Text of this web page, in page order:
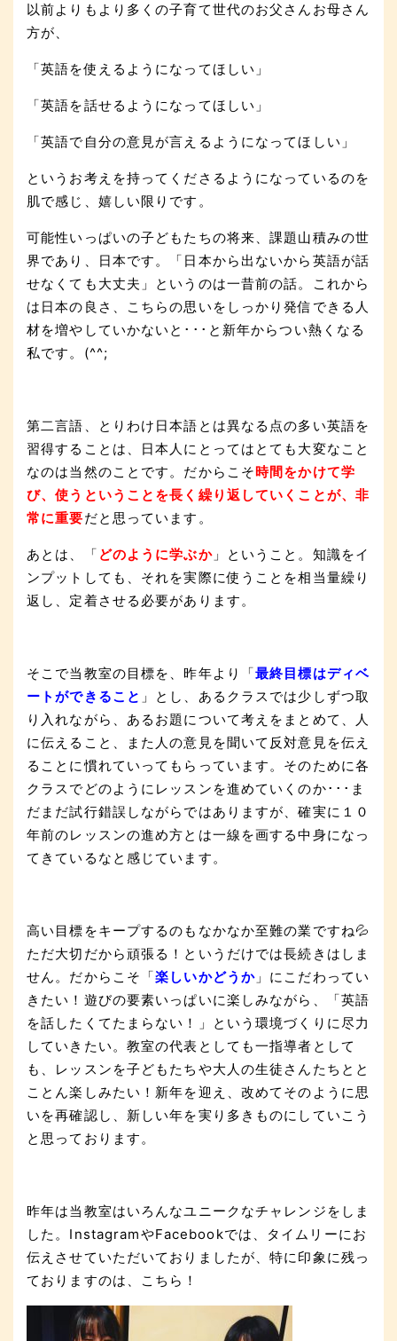
以前よりもより多くの子育て世代のお父さんお母さん
方が、
「英語を使えるようになってほしい」
「英語を話せるようになってほしい」
「英語で自分の意見が言えるようになってほしい」
というお考えを持ってくださるようになっているのを
肌で感じ、嬉しい限りです。
可能性いっぱいの子どもたちの将来、課題山積みの世
界であり、日本です。「日本から出ないから英語が話
せなくても大丈夫」というのは一昔前の話。これから
は日本の良さ、こちらの思いをしっかり発信できる人
材を増やしていかないと･･･と新年からつい熱くなる
私です。(^^;
第二言語、とりわけ日本語とは異なる点の多い英語を
習得することは、日本人にとってはとても大変なこと
なのは当然のことです。だからこそ時間をかけて学
び、使うということを長く繰り返していくことが、非
常に重要だと思っています。
あとは、「 どのように学ぶか」ということ。知識をイ
ンプットしても、それを実際に使うことを相当量繰り
返し、定着させる必要があります。
そこで当教室の目標を、昨年より「最終目標はディベ
ートができること 」とし、あるクラスでは少しずつ取
り入れながら、あるお題について考えをまとめて、人
に伝えること、また人の意見を聞いて反対意見を伝え
ることに慣れていってもらっています。そのために各
クラスでどのようにレッスンを進めていくのか･･･ま
だまだ試行錯誤しながらではありますが、確実に１０
年前のレッスンの進め方とは一線を画する中身になっ
てきているなと感じています。
高い目標をキープするのもなかなか至難の業ですね💦
ただ大切だから頑張る！というだけでは長続きはしま
せん。だからこそ「楽しいかどうか 」にこだわってい
きたい！遊びの要素いっぱいに楽しみながら、「英語
を話したくてたまらない！」という環境づくりに尽力
していきたい。教室の代表としても一指導者として
も、レッスンを子どもたちや大人の生徒さんたちとと
ことん楽しみたい！新年を迎え、改めてそのように思
いを再確認し、新しい年を実り多きものにしていこう
と思っております。
昨年は当教室はいろんなユニークなチャレンジをしま
した。InstagramやFacebookでは、タイムリーにお
伝えさせていただいておりましたが、特に印象に残っ
ておりますのは、こちら！